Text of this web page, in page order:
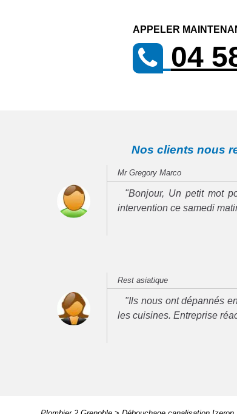
APPELER
04
Nos clients nous
Mr Gregory Marco
"Bonjour, Un petit mot
intervention ce samedi
Rest asiatique
"Ils nous ont dépannés
les cuisines. Entreprise